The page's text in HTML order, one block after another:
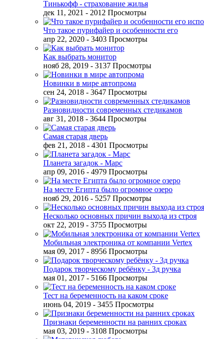
Тинькофф - страхование жилья
дек 11, 2021 - 2012 Просмотры
Что такое пурифайер и особенности его
апр 22, 2020 - 3403 Просмотры
Как выбрать монитор
нояб 28, 2019 - 3137 Просмотры
Новинки в мире автопрома
сен 24, 2018 - 3647 Просмотры
Разновидности современных стедикамов
авг 31, 2018 - 3644 Просмотры
Самая старая дверь
фев 21, 2018 - 4301 Просмотры
Планета загадок - Марс
апр 09, 2016 - 4979 Просмотры
На месте Египта было огромное озеро
нояб 29, 2016 - 5257 Просмотры
Несколько основных причин выхода из строя
окт 22, 2019 - 3755 Просмотры
Мобильная электроника от компании Vertex
мая 09, 2017 - 8956 Просмотры
Подарок творческому ребёнку - 3д ручка
мая 01, 2017 - 5166 Просмотры
Тест на беременность на каком сроке
июнь 04, 2019 - 3455 Просмотры
Признаки беременности на ранних сроках
мая 03, 2019 - 3108 Просмотры